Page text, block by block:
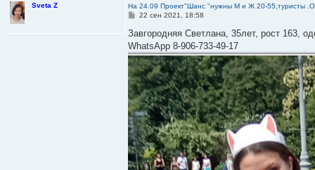
Sveta Z
На 24.09 Проект"Шанс "нужны М и Ж 20-55,туристы
С
о
щ
е
н
и
е
22 сен 2021, 18:58
Завгородняя Светлана, 35лет, рост 163,
WhatsApp 8-906-733-49-17